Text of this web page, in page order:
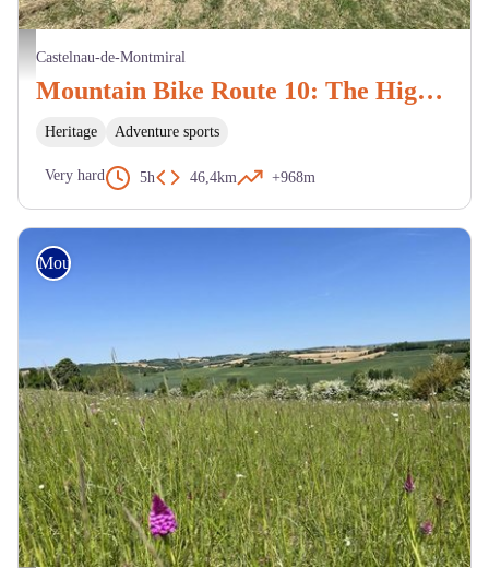
Vue chemin autour de Cahuzac - BP
Castelnau-de-Montmiral
Mountain Bike Route 10: The Highs of Gaillac Noir
Heritage Adventure sports
Very hard 5h 46,4km +968m
Mountain Bike